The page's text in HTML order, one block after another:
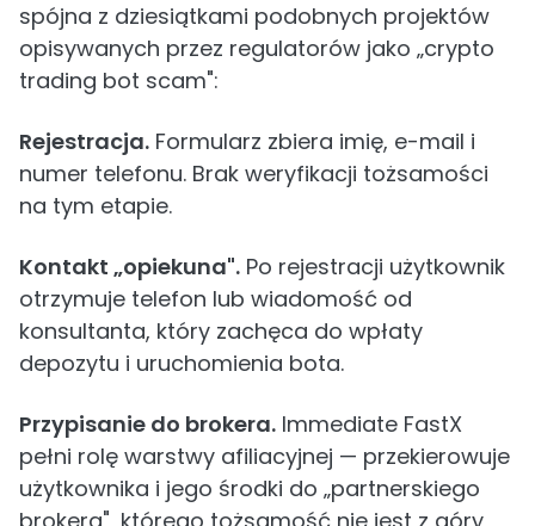
spójna z dziesiątkami podobnych projektów
opisywanych przez regulatorów jako „crypto
trading bot scam":
Rejestracja. Formularz zbiera imię, e-mail i
numer telefonu. Brak weryfikacji tożsamości
na tym etapie.
Kontakt „opiekuna". Po rejestracji użytkownik
otrzymuje telefon lub wiadomość od
konsultanta, który zachęca do wpłaty
depozytu i uruchomienia bota.
Przypisanie do brokera. Immediate FastX
pełni rolę warstwy afiliacyjnej — przekierowuje
użytkownika i jego środki do „partnerskiego